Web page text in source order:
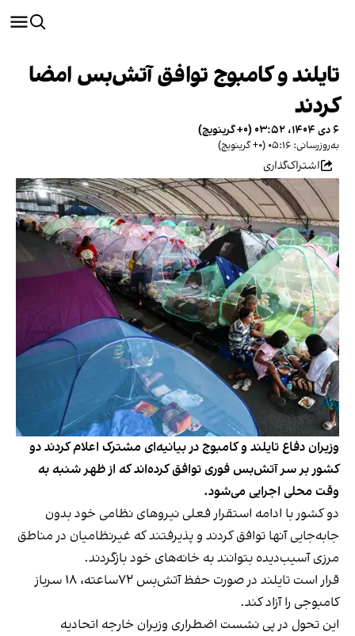
تایلند و کامبوج توافق آتش‌بس امضا
کردند
۶ دی ۱۴۰۴، ۰۳:۵۲ (‎+۰ گرینویچ)
به‌روزرسانی: ۰۵:۱۶ (‎+۰ گرینویچ)
اشتراک‌گذاری
وزیران دفاع تایلند و کامبوج در بیانیه‌ای مشترک اعلام کردند دو
کشور بر سر آتش‌بس فوری توافق کرده‌اند که از ظهر شنبه به
وقت محلی اجرایی می‌شود.
دو کشور با ادامه استقرار فعلی نیروهای نظامی خود بدون
جابه‌جایی آنها توافق کردند و پذیرفتند که غیرنظامیان در مناطق
مرزی آسیب‌دیده بتوانند به خانه‌های خود بازگردند.
قرار است تایلند در صورت حفظ آتش‌بس ۷۲ساعته، ۱۸ سرباز
کامبوجی را آزاد کند.
این تحول در پی نشست اضطراری وزیران خارجه اتحادیه